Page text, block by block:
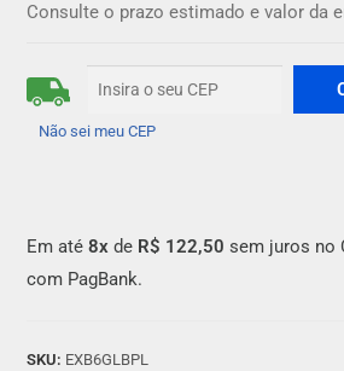
Consulte o prazo estimado e valor da
Não sei meu CEP
Em até8x de R$ 122,50 sem juros no
com PagBank.
SKU: EXB6GLBPL